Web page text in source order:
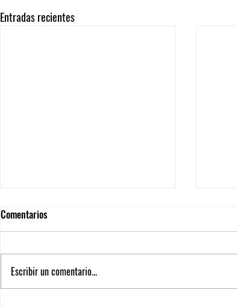
Entradas recientes
Comentarios
Escribir un comentario...